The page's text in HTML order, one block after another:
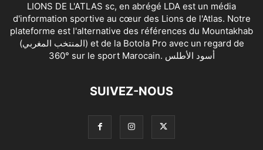
LIONS DE L'ATLAS sc, en abrégé LDA est un média
d'information sportive au cœur des Lions de l'Atlas. Notre
plateforme est l'alternative des références du Mountakhab
(المنتخب المغربي) et de la Botola Pro avec un regard de
360° sur le sport Marocain. أسود الأطلس
SUIVEZ-NOUS